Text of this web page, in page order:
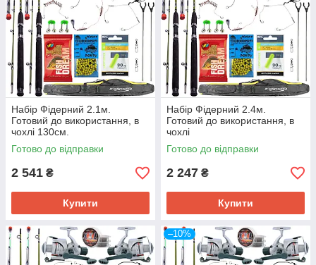
Набір Фідерний 2.1м.
Готовий до використання, в
чохлі 130см.
Готово до відправки
2 541 ₴
Купити
Набір Фідерний 2.4м.
Готовий до використання, в
чохлі
Готово до відправки
2 247 ₴
Купити
–10%